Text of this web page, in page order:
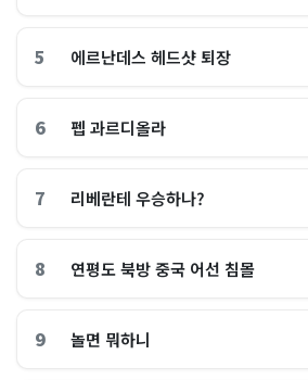
5 에르난데스 헤드샷 퇴장
6 펩 과르디올라
7 리베란테 우승하나?
8 연평도 북방 중국 어선 침몰
9 놀면 뭐하니